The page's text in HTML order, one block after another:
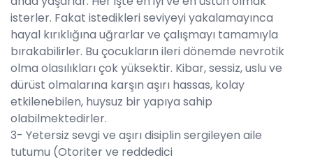
isterler. Fakat istedikleri seviyeyi yakalamayınca
hayal kırıklığına uğrarlar ve çalışmayı tamamıyla
bırakabilirler. Bu çocukların ileri dönemde nevrotik
olma olasılıkları çok yüksektir. Kibar, sessiz, uslu ve
dürüst olmalarına karşın aşırı hassas, kolay
etkilenebilen, huysuz bir yapıya sahip
olabilmektedirler.
3- Yetersiz sevgi ve aşırı disiplin sergileyen aile
tutumu (Otoriter ve reddedici